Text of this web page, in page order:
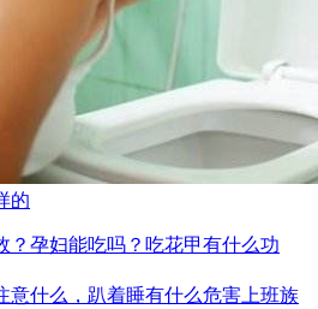
的
吃花甲有什么功
上班族